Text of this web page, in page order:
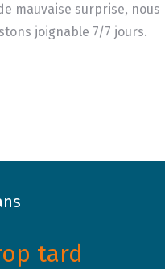
mauvaise surprise, nous
joignable 7/7 jours.
tard